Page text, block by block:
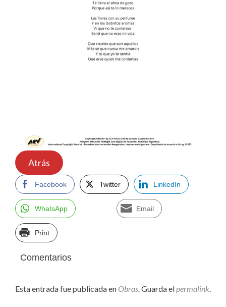
Atrás
Facebook Twitter LinkedIn
WhatsApp Email
Print
Comentarios
Esta entrada fue publicada en Obras . Guarda el permalink